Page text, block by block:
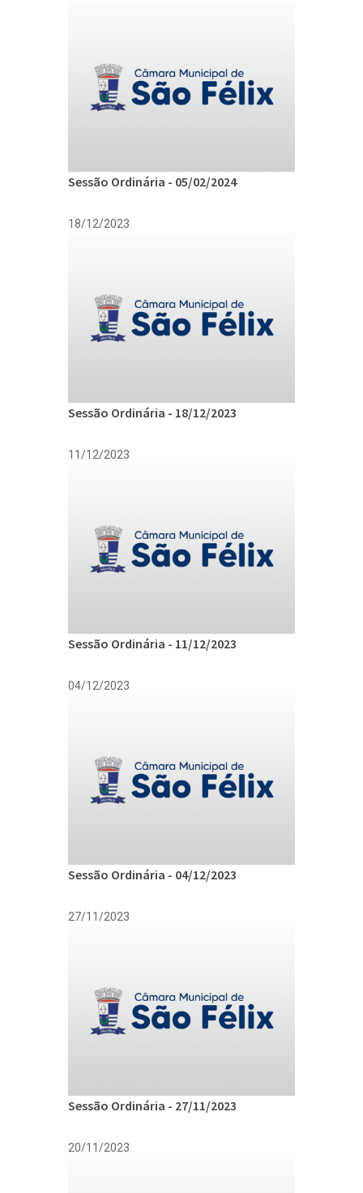
Sessão Ordinária - 05/02/2024
18/12/2023
Sessão Ordinária - 18/12/2023
11/12/2023
Sessão Ordinária - 11/12/2023
04/12/2023
Sessão Ordinária - 04/12/2023
27/11/2023
Sessão Ordinária - 27/11/2023
20/11/2023